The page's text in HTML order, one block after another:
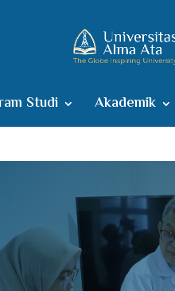
Studi Akademik